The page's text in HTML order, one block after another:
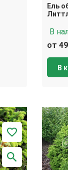
Ель
В
от
В